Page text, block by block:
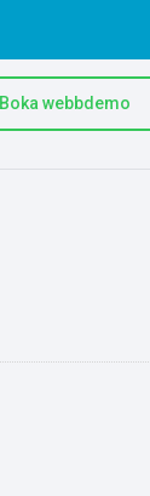
Boka webbdemo